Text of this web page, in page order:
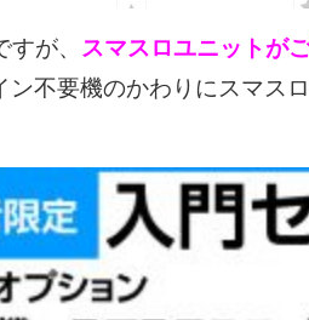
が、 スマスロユニットが
不要機のかわりにスマス